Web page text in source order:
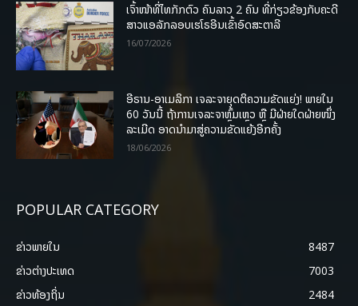
ເຈົ້າໜ້າທີ່ໄທກັກຕົວ ຄົນລາວ 2 ຄົນ ທີ່ກ່ຽວຂ້ອງກັບຄະດີ
ສາວແອລັກລອບເຮໂຣອີນເຂົ້າອົດສະຕາລີ
16/07/2026
ອີຣານ-ອາເມລິກາ ເຈລະຈາຍຸດຕິຄວາມຂັດແຍ່ງ! ພາຍໃນ
60 ວັນນີ້ ຖ້າການເຈລະຈາຫຼົ້ມເຫຼວ ຫຼື ມີຝ່າຍໃດຝ່າຍໜຶ່ງ
ລະເມີດ ອາດນໍາມາສູ່ຄວາມຂັດແຍ້ງອີກຄັ້ງ
18/06/2026
POPULAR CATEGORY
ຂ່າວພາຍ​ໃນ
8487
ຂ່າວຕ່າງປະເທດ
7003
ຂ່າວທ້ອງຖິ່ນ
2484